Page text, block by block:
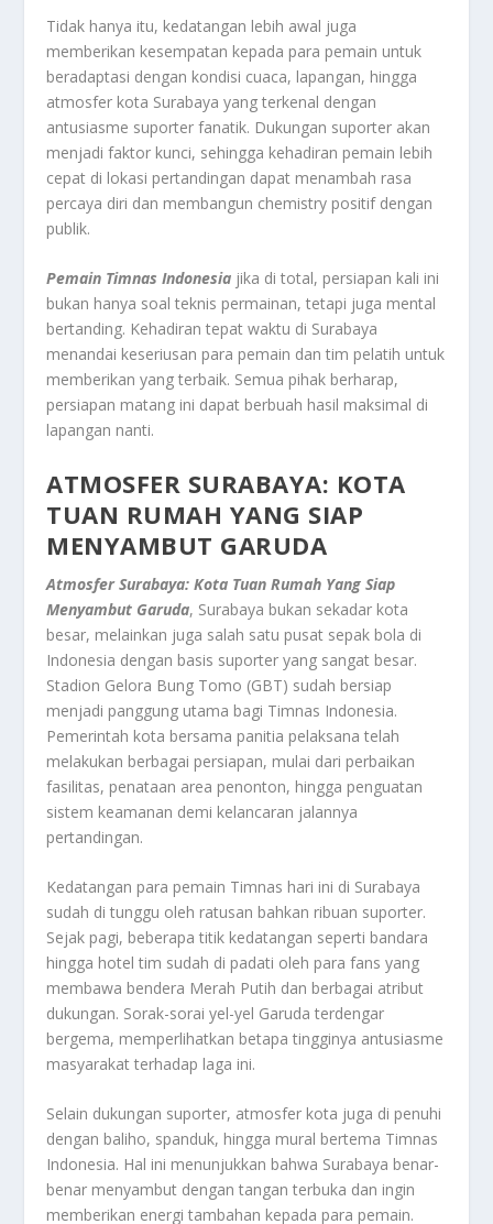
Tidak hanya itu, kedatangan lebih awal juga
memberikan kesempatan kepada para pemain untuk
beradaptasi dengan kondisi cuaca, lapangan, hingga
atmosfer kota Surabaya yang terkenal dengan
antusiasme suporter fanatik. Dukungan suporter akan
menjadi faktor kunci, sehingga kehadiran pemain lebih
cepat di lokasi pertandingan dapat menambah rasa
percaya diri dan membangun chemistry positif dengan
publik.
Pemain Timnas Indonesia jika di total, persiapan kali ini
bukan hanya soal teknis permainan, tetapi juga mental
bertanding. Kehadiran tepat waktu di Surabaya
menandai keseriusan para pemain dan tim pelatih untuk
memberikan yang terbaik. Semua pihak berharap,
persiapan matang ini dapat berbuah hasil maksimal di
lapangan nanti.
ATMOSFER SURABAYA: KOTA
TUAN RUMAH YANG SIAP
MENYAMBUT GARUDA
Atmosfer Surabaya: Kota Tuan Rumah Yang Siap
Menyambut Garuda, Surabaya bukan sekadar kota
besar, melainkan juga salah satu pusat sepak bola di
Indonesia dengan basis suporter yang sangat besar.
Stadion Gelora Bung Tomo (GBT) sudah bersiap
menjadi panggung utama bagi Timnas Indonesia.
Pemerintah kota bersama panitia pelaksana telah
melakukan berbagai persiapan, mulai dari perbaikan
fasilitas, penataan area penonton, hingga penguatan
sistem keamanan demi kelancaran jalannya
pertandingan.
Kedatangan para pemain Timnas hari ini di Surabaya
sudah di tunggu oleh ratusan bahkan ribuan suporter.
Sejak pagi, beberapa titik kedatangan seperti bandara
hingga hotel tim sudah di padati oleh para fans yang
membawa bendera Merah Putih dan berbagai atribut
dukungan. Sorak-sorai yel-yel Garuda terdengar
bergema, memperlihatkan betapa tingginya antusiasme
masyarakat terhadap laga ini.
Selain dukungan suporter, atmosfer kota juga di penuhi
dengan baliho, spanduk, hingga mural bertema Timnas
Indonesia. Hal ini menunjukkan bahwa Surabaya benar-
benar menyambut dengan tangan terbuka dan ingin
memberikan energi tambahan kepada para pemain.